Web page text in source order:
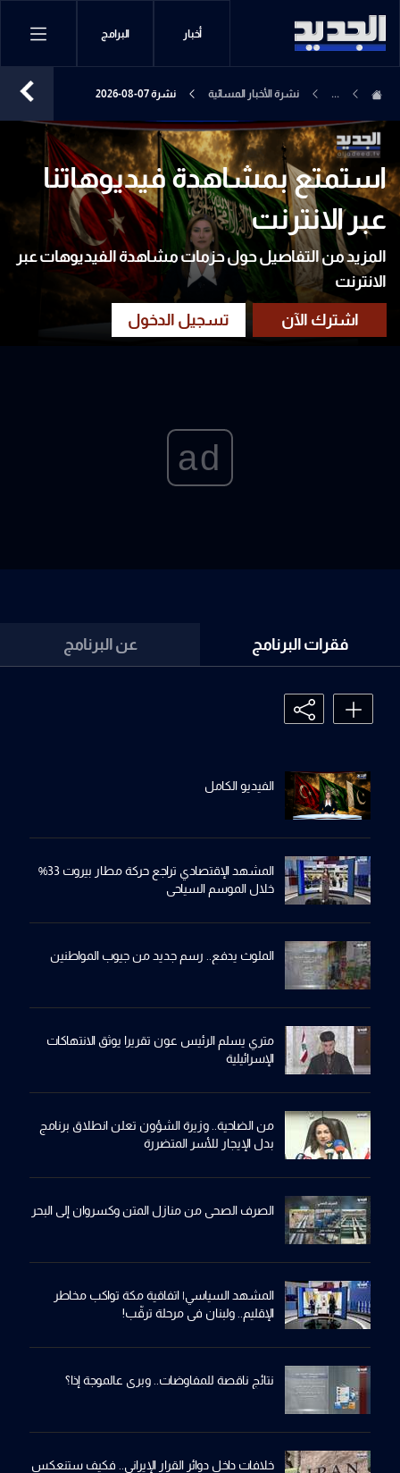
أخبار البرامج
... نشرة الأخبار المسائية نشرة 07-08-2026
استمتع بمشاهدة فيديوهاتنا
عبر الانترنت
المزيد من التفاصيل حول حزمات مشاهدة الفيديوهات عبر
الانترنت
ad
فقرات البرنامج عن البرنامج
الفيديو الكامل
المشهد الإقتصادي تراجع حركة مطار بيروت 33%
خلال الموسم السياحي
الملوث يدفع.. رسم جديد من جيوب المواطنين
متري يسلم الرئيس عون تقريرا يوثق الانتهاكات
الإسرائيلية
من الضاحية.. وزيرة الشؤون تعلن انطلاق برنامج
بدل الإيجار للأسر المتضررة
الصرف الصحي من منازل المتن وكسروان إلى البحر
المشهد السياسي| اتفاقية مكة تواكب مخاطر
الإقليم.. ولبنان في مرحلة ترقّب!
نتائج ناقصة للمفاوضات.. وبري عالموجة إذا؟
خلافات داخل دوائر القرار الإيراني.. فكيف ستنعكس